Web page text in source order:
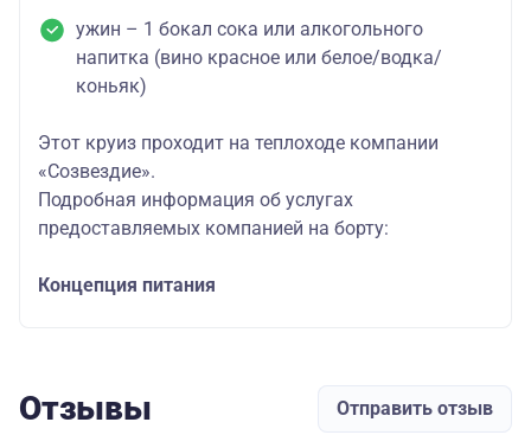
ужин – 1 бокал сока или алкогольного
напитка (вино красное или белое/водка/
коньяк)
Этот круиз проходит на теплоходе компании
«Созвездие».
Подробная информация об услугах
предоставляемых компанией на борту:
Концепция питания
Отзывы Отправить отзыв